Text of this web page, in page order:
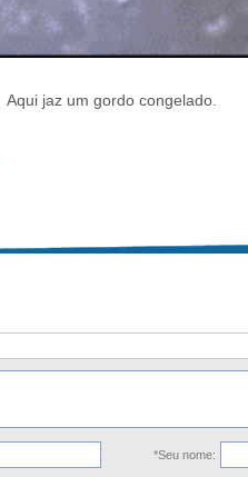
Aqui jaz um gordo congelado.
*Seu nome: